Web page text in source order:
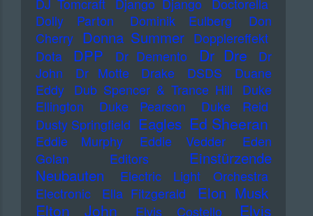
DJ Tomcraft Django Django
Doctorella
Dolly Parton
Dominik Eulberg
Don
Cherry Donna Summer Dopplereffekt
Dota
DPP Dr Demento Dr Dre
Dr
John
Dr Motte Drake DSDS
Duane
Eddy
Dub Spencer & Trance Hill
Duke
Ellington
Duke Pearson
Duke Reid
Dusty Springfield Eagles Ed Sheeran
Eddie Murphy Eddie Vedder
Eden
Golan
Editors
Einstürzende
Neubauten
Electric Light Orchestra
Electronic
Ella Fitzgerald Elon Musk
Elton John Elvis Costello
Elvis